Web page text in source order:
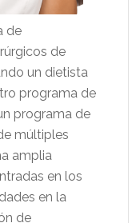
de
de
un dietista
programa de
programa de
múltiples
amplia
en los
en la
de